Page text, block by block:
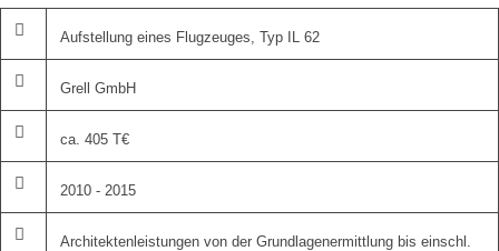
Aufstellung eines Flugzeuges, Typ IL 62
Grell GmbH
ca. 405 T€
2010 - 2015
Architektenleistungen von der Grundlagenermittlung bis einschl.